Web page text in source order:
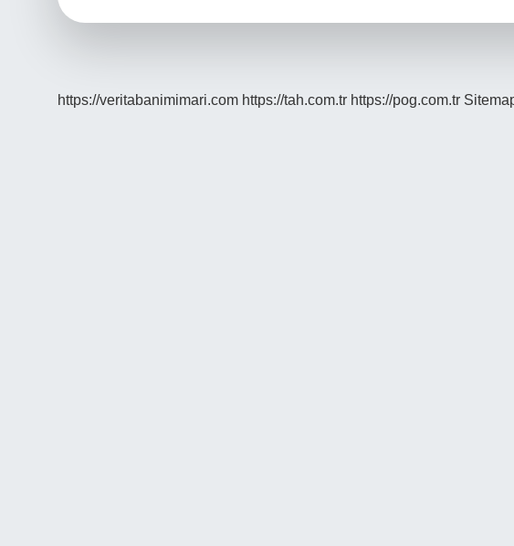
https://veritabanimimari.com https://tah.com.tr https://pog.com.tr